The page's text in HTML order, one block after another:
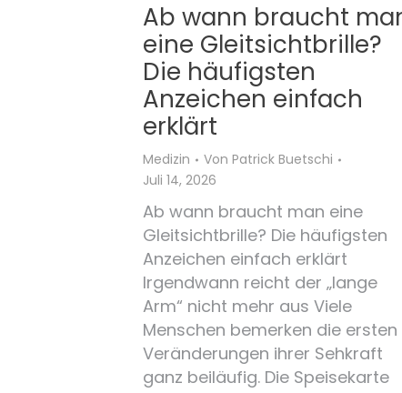
Ab wann braucht
eine Gleitsichtbrille?
Die häufigsten
Anzeichen einfach
erklärt
Medizin Von Patrick Buetschi
Juli 14, 2026
Ab wann braucht man eine
Gleitsichtbrille? Die häufigsten
Anzeichen einfach erklärt
Irgendwann reicht der „lange
Arm“ nicht mehr aus Viele
Menschen bemerken die ersten
Veränderungen ihrer Sehkraft
ganz beiläufig. Die Speisekarte